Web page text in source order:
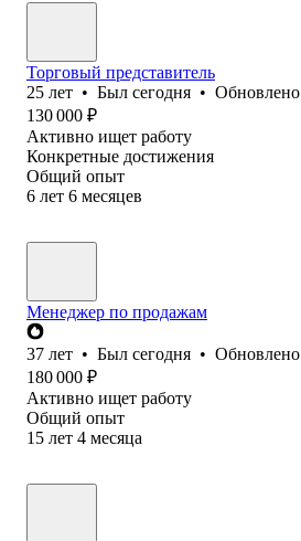
Торговый представитель
25 лет • Был сегодня • Обновлено
130 000 ₽
Активно ищет работу
Конкретные достижения
Общий опыт
6 лет 6 месяцев
Менеджер по продажам
37 лет • Был сегодня • Обновлено
180 000 ₽
Активно ищет работу
Общий опыт
15 лет 4 месяца